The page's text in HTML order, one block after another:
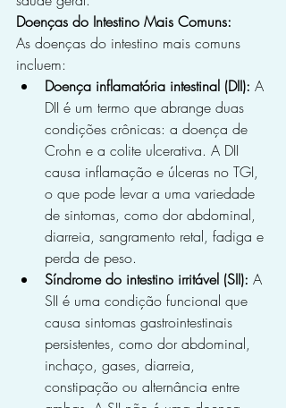
Doenças do Intestino Mais Comuns:
As doenças do intestino mais comuns
incluem:
Doença inflamatória intestinal (DII): A
DII é um termo que abrange duas
condições crônicas: a doença de
Crohn e a colite ulcerativa. A DII
causa inflamação e úlceras no TGI,
o que pode levar a uma variedade
de sintomas, como dor abdominal,
diarreia, sangramento retal, fadiga e
perda de peso.
Síndrome do intestino irritável (SII): A
SII é uma condição funcional que
causa sintomas gastrointestinais
persistentes, como dor abdominal,
inchaço, gases, diarreia,
constipação ou alternância entre